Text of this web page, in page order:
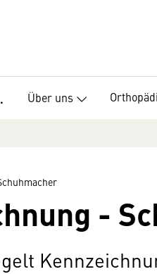
Über uns
-